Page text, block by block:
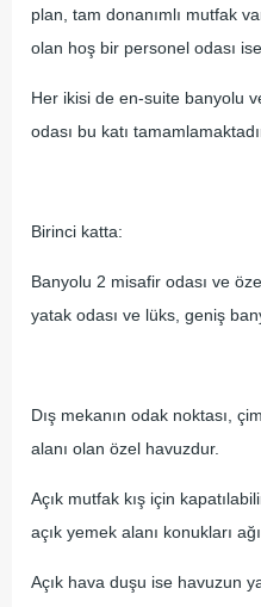
plan, tam donanımlı mutfak
olan hoş bir personel odası
Her ikisi de en-suite banyolu
odası bu katı
Birinci katta:
Banyolu 2 misafir odası ve
yatak odası ve lüks, geniş
Dış mekanın odak noktası,
alanı olan özel havuzdur.
Açık mutfak kış için
açık yemek alanı konukları
Açık hava duşu ise havuzun